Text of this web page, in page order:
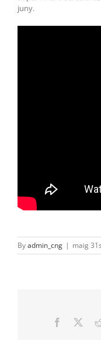
juny.
Byadmin_cng | maig
Facebook